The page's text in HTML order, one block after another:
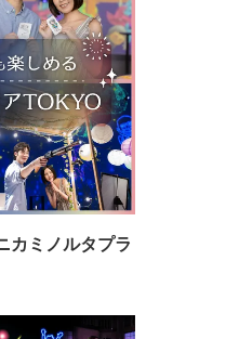
カミノルタプラ